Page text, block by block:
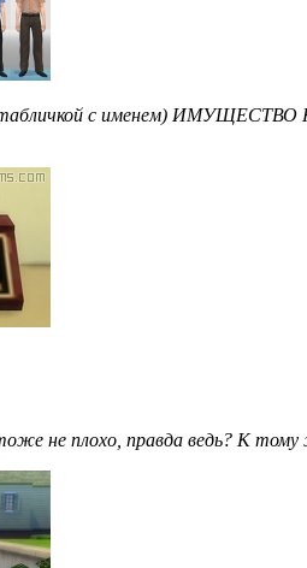
под табличкой с именем)
не плохо, правда ведь? К